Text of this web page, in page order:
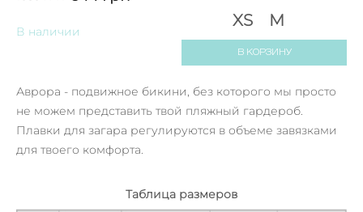
В наличии
XS M
В КОРЗИНУ
Аврора - подвижное бикини, без которого мы просто
не можем представить твой пляжный гардероб.
Плавки для загара регулируются в объеме завязками
для твоего комфорта.
Таблица размеров